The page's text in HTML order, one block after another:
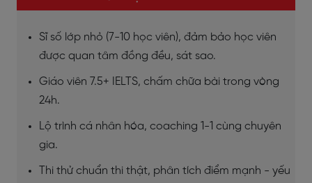
Sĩ số lớp nhỏ (7-10 học viên), đảm bảo học viên
được quan tâm đồng đều, sát sao.
Giáo viên 7.5+ IELTS, chấm chữa bài trong vòng
24h.
Lộ trình cá nhân hóa, coaching 1-1 cùng chuyên
gia.
Thi thử chuẩn thi thật, phân tích điểm mạnh - yếu